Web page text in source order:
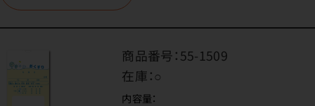
商品番号：55-1509
在庫：○
内容量：